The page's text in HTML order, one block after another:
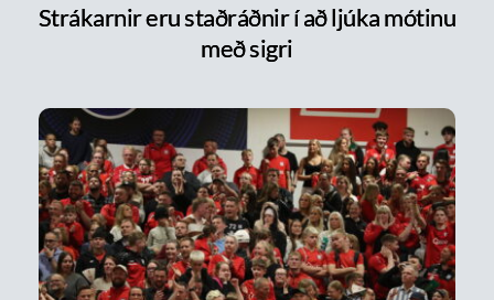
Strákarnir eru staðráðnir í að ljúka mótinu
með sigri